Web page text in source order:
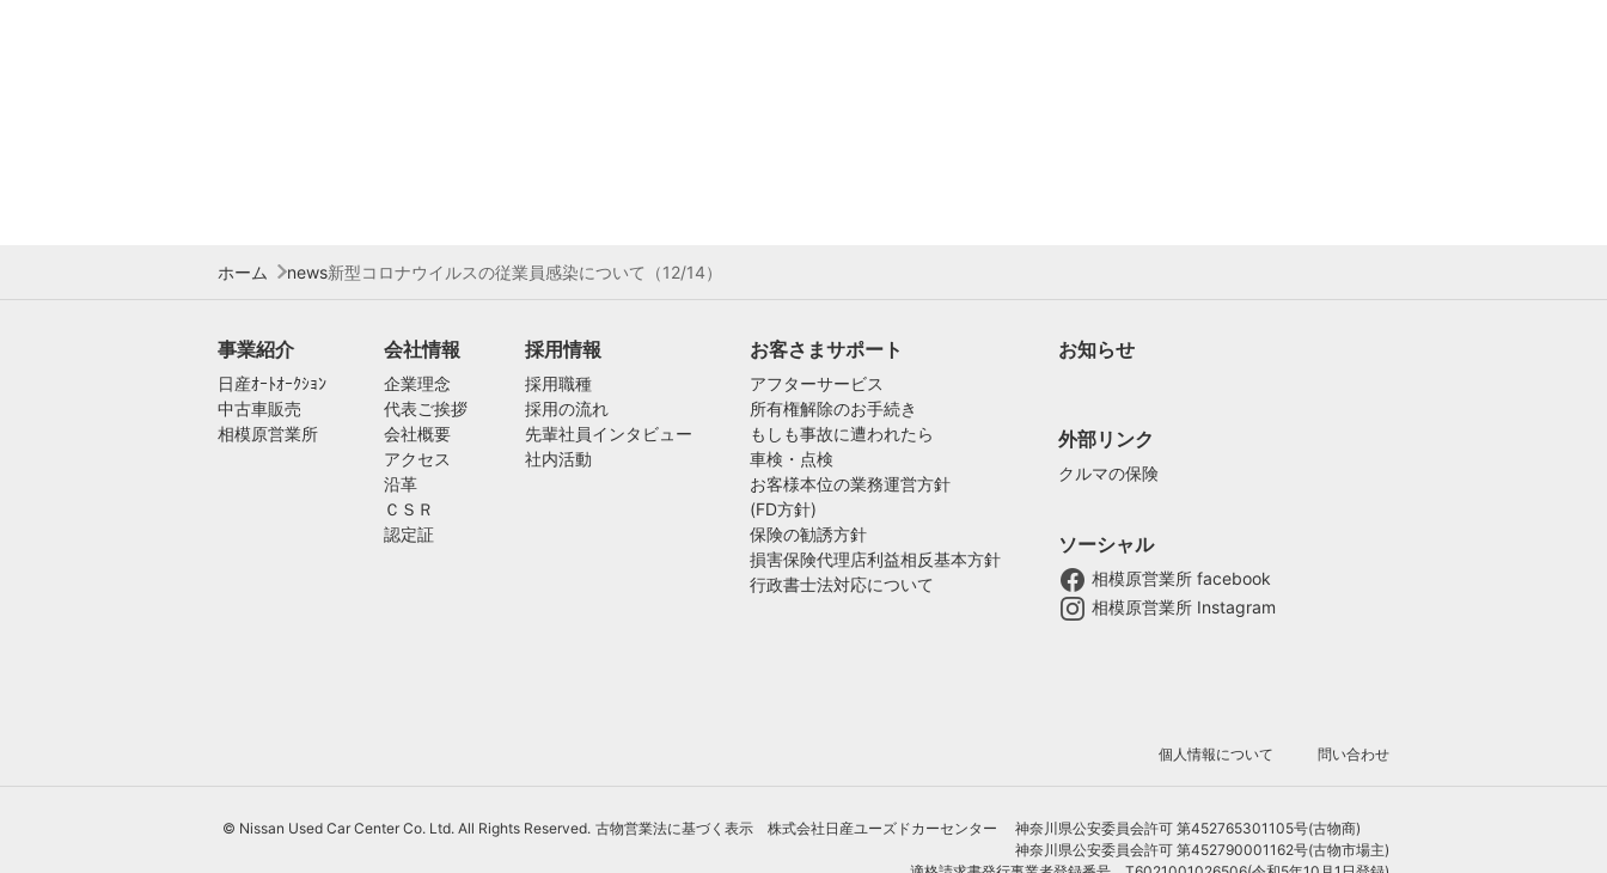
ホーム news新型コロナウイルスの従業員感染について（12/14）
事業紹介
日産ｵｰﾄｵｰｸｼｮﾝ
中古車販売
相模原営業所
会社情報
企業理念
代表ご挨拶
会社概要
アクセス
沿革
ＣＳＲ
認定証
採用情報
採用職種
採用の流れ
先輩社員インタビュー
社内活動
お客さまサポート
アフターサービス
所有権解除のお手続き
もしも事故に遭われたら
車検・点検
お客様本位の業務運営方針
(FD方針)
保険の勧誘方針
損害保険代理店利益相反基本方針
行政書士法対応について
お知らせ
外部リンク
クルマの保険
ソーシャル
相模原営業所 facebook
相模原営業所 Instagram
個人情報について 問い合わせ
古物営業法に基づく表示 株式会社日産ユーズドカーセンター 神奈川県公安委員会許可 第452765301105号(古物商)
神奈川県公安委員会許可 第452790001162号(古物市場主)
© Nissan Used Car Center Co. Ltd. All Rights Reserved.